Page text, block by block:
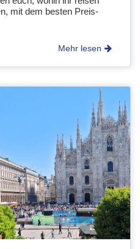
mit dem besten Preis-
Mehr lesen